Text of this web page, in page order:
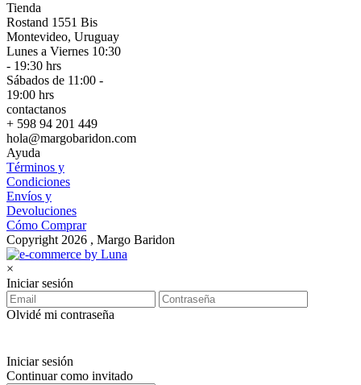
Tienda
Rostand 1551 Bis
Montevideo, Uruguay
Lunes a Viernes 10:30
- 19:30 hrs
Sábados de 11:00 -
19:00 hrs
contactanos
+ 598 94 201 449
hola@margobaridon.com
Ayuda
Términos y
Condiciones
Envíos y
Devoluciones
Cómo Comprar
Copyright 2026 , Margo Baridon
×
Iniciar sesión
Olvidé mi contraseña
Iniciar sesión
Continuar como invitado